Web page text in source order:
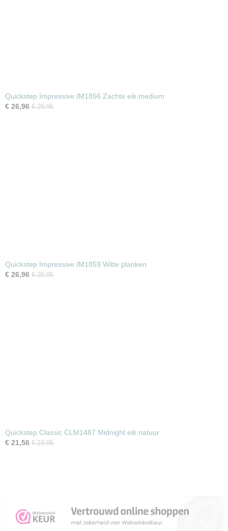
Quickstep Impressive IM1856 Zachte eik medium
€ 26,96 € 29,95
Quickstep Impressive IM1859 Witte planken
€ 26,96 € 29,95
Quickstep Classic CLM1487 Midnight eik natuur
€ 21,56 € 23,95